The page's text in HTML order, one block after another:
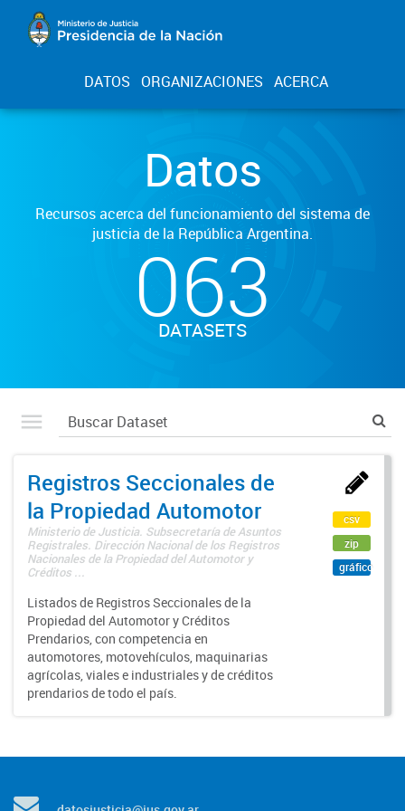
DATOS ORGANIZACIONES ACERCA
Datos
Recursos acerca del funcionamiento del sistema de
justicia de la República Argentina.
063
DATASETS
Registros Seccionales de
la Propiedad Automotor
Ministerio de Justicia. Subsecretaría de Asuntos
Registrales. Dirección Nacional de los Registros
Nacionales de la Propiedad del Automotor y
Créditos ...
Listados de Registros Seccionales de la
Propiedad del Automotor y Créditos
Prendarios, con competencia en
automotores, motovehículos, maquinarias
agrícolas, viales e industriales y de créditos
prendarios de todo el país.
csv
zip
gráfico